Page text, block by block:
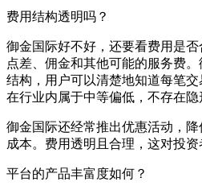
费用结构透明吗？
御金国际好不好，还要看费用是
点差、佣金和其他可能的服务费
结构，用户可以清楚地知道每笔
在行业内属于中等偏低，不存在隐
御金国际还经常推出优惠活动，
成本。费用透明且合理，这对投资
平台的产品丰富度如何？